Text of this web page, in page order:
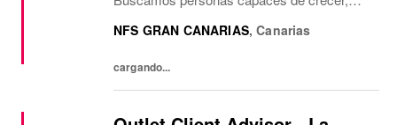
aceptar la diversidad y fomentar la
NFS GRAN CANARIAS,Canarias
cargando...